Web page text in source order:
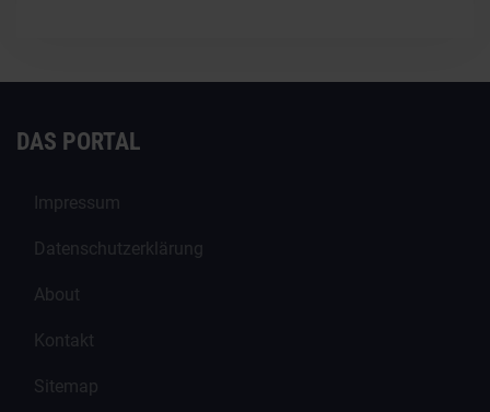
DAS PORTAL
Impressum
Datenschutzerklärung
About
Kontakt
Sitemap